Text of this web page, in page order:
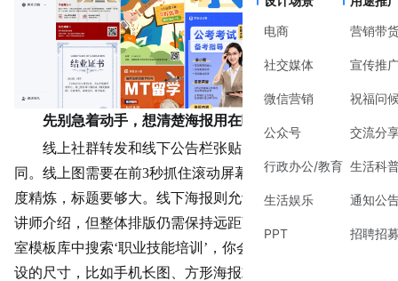
电商
社交媒体
微信营销
公众号
行政办公/教育
生活娱乐
PPT
营销带
宣传推
祝福问
交流分
生活科
通知公
招聘招
先别急着动手，想清楚海报用在哪里
线上社群转发和线下公告栏张贴，对设计的要求完全不
同。线上图需要在前3秒抓住滚动屏幕的目光，信息必须极
度精炼，标题要够大。线下海报则允许更详细的课程大纲和
讲师介绍，但整体排版仍需保持远距离可读性。在美图设计
室模板库中搜索‘职业技能培训’，你会看到针对不同场景预
设的尺寸，比如手机长图、方形海报或易拉宝规格。选择与